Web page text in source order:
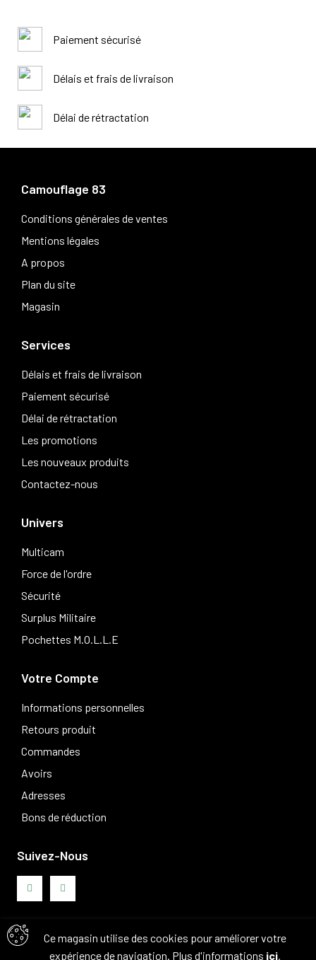
Paiement sécurisé
Délais et frais de livraison
Délai de rétractation
Camouflage 83
Conditions générales de ventes
Mentions légales
A propos
Plan du site
Magasin
Services
Délais et frais de livraison
Paiement sécurisé
Délai de rétractation
Les promotions
Les nouveaux produits
Contactez-nous
Univers
Multicam
Force de l'ordre
Sécurité
Surplus Militaire
Pochettes M.O.L.L.E
Votre Compte
Informations personnelles
Retours produit
Commandes
Avoirs
Adresses
Bons de réduction
Ce magasin utilise des cookies pour améliorer votre
expérience de navigation. Plus d'informations ici.
Suivez-Nous
Avis clients